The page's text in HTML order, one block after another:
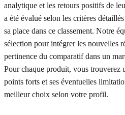
analytique et les retours positifs de
a été évalué selon les critères
sa place dans ce classement. Notre
sélection pour intégrer les nouvelles
pertinence du comparatif dans un
Pour chaque produit, vous trouverez
points forts et ses éventuelles
meilleur choix selon votre profil.